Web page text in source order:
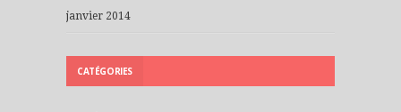
janvier 2014
CATÉGORIES